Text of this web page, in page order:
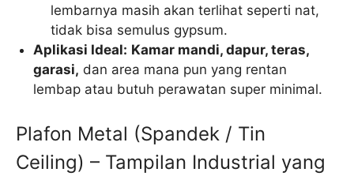
lembarnya masih akan terlihat seperti nat,
tidak bisa semulus gypsum.
Aplikasi Ideal: Kamar mandi, dapur, teras,
garasi, dan area mana pun yang rentan
lembap atau butuh perawatan super minimal.
Plafon Metal (Spandek / Tin
Ceiling) – Tampilan Industrial yang